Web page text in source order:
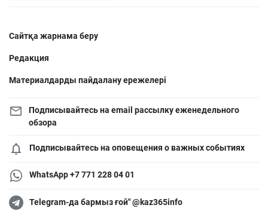
Сайтқа жарнама беру
Редакция
Материалдарды пайдалану ережелері
Подписывайтесь на email рассылку еженедельного
обзора
Подписывайтесь на оповещения о важных событиях
WhatsApp +7 771 228 04 01
Telegram-да бармыз ғой" @kaz365info